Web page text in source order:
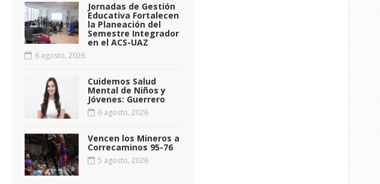
Jornadas de Gestión
Educativa Fortalecen
la Planeación del
Semestre Integrador
en el ACS-UAZ
6 agosto, 2026
Cuidemos Salud
Mental de Niños y
Jóvenes: Guerrero
6 agosto, 2026
Vencen los Mineros a
Correcaminos 95-76
5 agosto, 2026